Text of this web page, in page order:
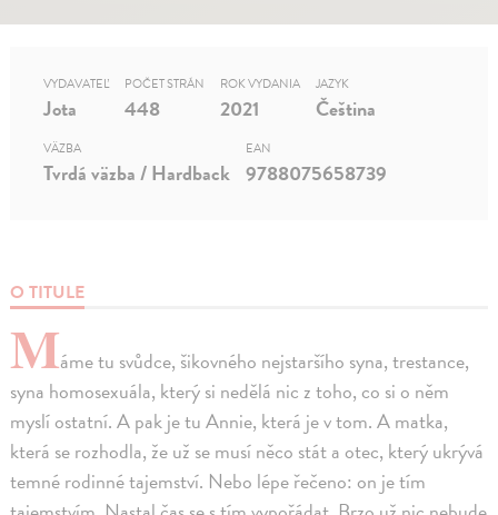
O TITULE
Máme tu svůdce, šikovného nejstaršího syna, trestance,
syna homosexuála, který si nedělá nic z toho, co si o něm
myslí ostatní. A pak je tu Annie, která je v tom. A matka,
která se rozhodla, že už se musí něco stát a otec, který ukrývá
temné rodinné tajemství. Nebo lépe řečeno: on je tím
VYDAVATEĽ
Jota
POČET STRÁN
448
ROK VYDANIA
2021
JAZYK
Čeština
VÄZBA
Tvrdá väzba / Hardback
EAN
9788075658739